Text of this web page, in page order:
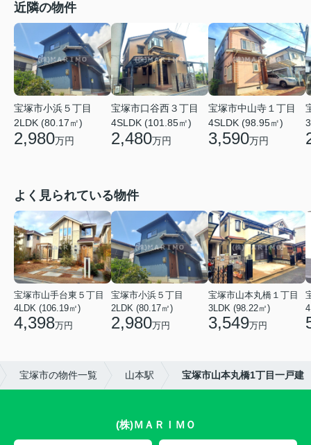
近隣の物件
宝塚市小浜５丁目
2LDK (80.17㎡)
2,980万円
宝塚市口谷西３丁目
4SLDK (101.85㎡)
2,480万円
宝塚市中山寺１丁目
4SLDK (98.95㎡)
3,590万円
よく見られている物件
宝塚市山手台東５丁目
4LDK (106.19㎡)
4,398万円
宝塚市小浜５丁目
2LDK (80.17㎡)
2,980万円
宝塚市山本丸橋１丁目
3LDK (98.22㎡)
3,549万円
宝塚市の物件一覧 山本駅 宝塚市山本丸橋1丁目一戸建
(株)ＭＡＲＩＭＯ